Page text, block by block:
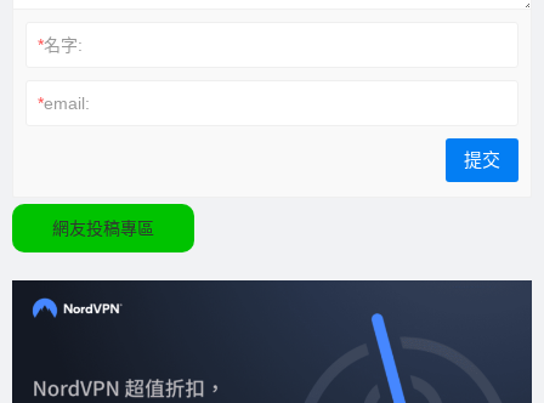
*名字:
*email:
網友投稿專區